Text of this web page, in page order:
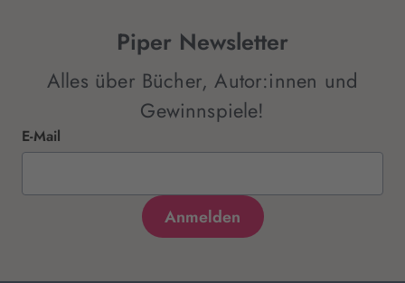
Piper Newsletter
Alles über Bücher, Autor:innen und
Gewinnspiele!
E-Mail